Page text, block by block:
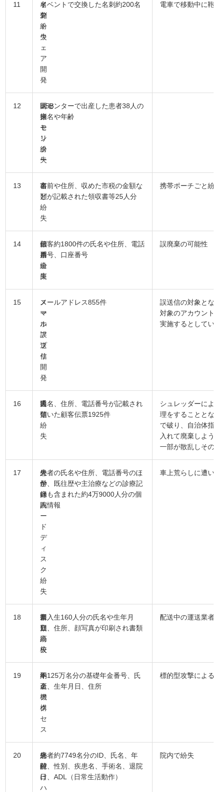
11
ソ
フ
ト
ウ
ェ
ア
開
発
名
刺
紛
失
イベントで交換した名刺約200名
分
電車で移動中に鞄
12
医
療
セ
ン
タ
ー
USB
メ
モ
リ
紛
失
同センターで出産した患者38人の
指名や年齢
13 市
書
類
紛
失
名前や住所、収めた市税の金額な
どが記載された領収書等25人分
携帯ポーチごと紛
14
信
用
金
庫
伝
票
紛
失
顧客約1800件の氏名や住所、電話
番号、口座番号
誤廃棄の可能性
15
ス
マ
ホ
ア
プ
リ
開
発
メ
ー
ル
誤
送
信
メールアドレス855件
誤送信の対象とな
対象のアカウント
実施するとしてい
16
通
信
書
類
紛
失
氏名、住所、電話番号が記載され
ていた顧客伝票1925件
シュレッダーによ
理をすることとな
で破り、自治体指
入れて廃棄しよう
一部が散乱しその
17
大
学
病
院
外
付
け
ハ
ー
ド
デ
ィ
ス
ク
紛
失
患者の氏名や住所、電話番号のほ
か、既往歴や主治療などの診療記
録も含まれた約4万9000人分の個
人情報
車上荒らしに遭い
18
県
立
高
校
書
類
紛
失
新入生160人分の氏名や生年月
日、住所、顔写真が印刷され書類
配送中の運送業者
19
年
金
機
構
不
正
ア
ク
セ
ス
約125万名分の基礎年金番号、氏
名、生年月日、住所
標的型攻撃による
20
病
院
外
付
け
ハ
患者約7749名分のID、氏名、年
齢、性別、疾患名、手術名、退院
日、ADL（日常生活動作）
院内で紛失